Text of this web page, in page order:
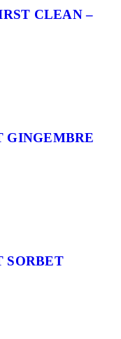
CLEAN –
GINGEMBRE
SORBET